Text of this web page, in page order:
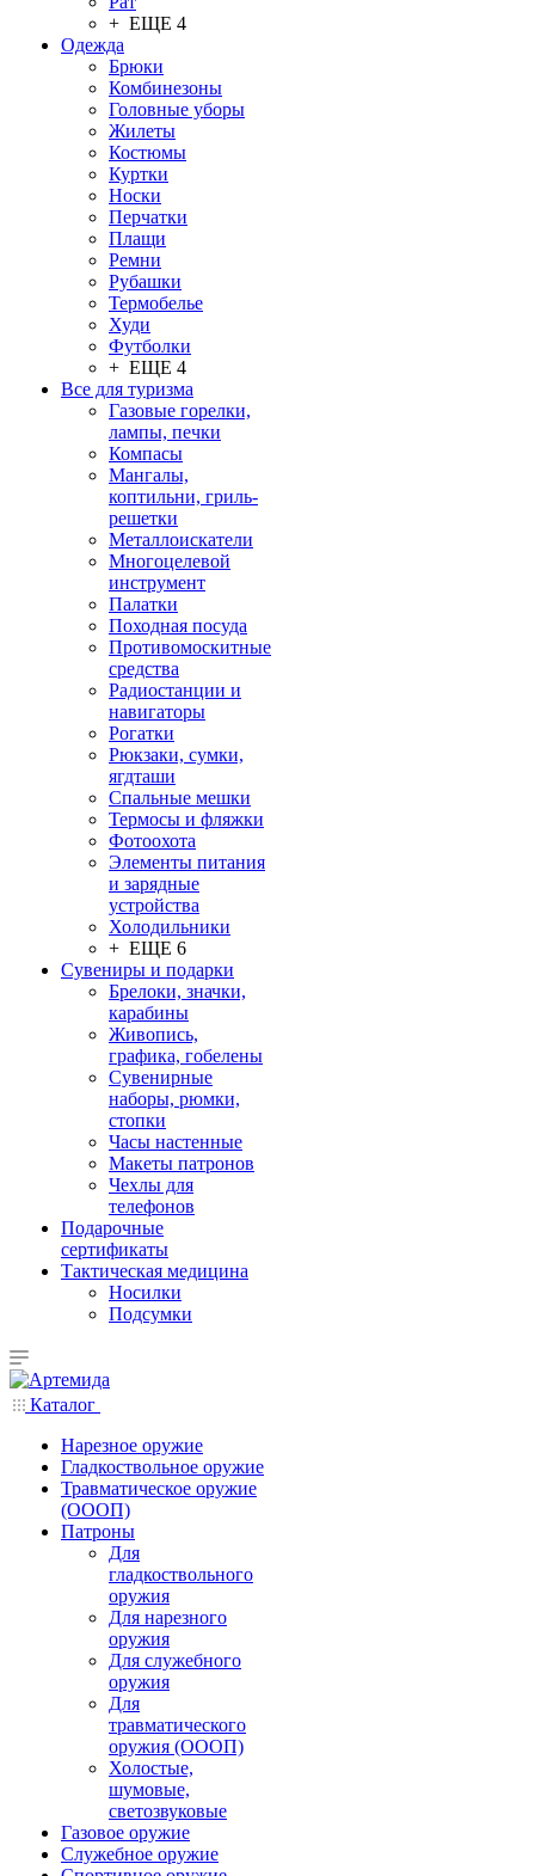
+ ЕЩЕ 4
Одежда
Брюки
Комбинезоны
Головные уборы
Жилеты
Костюмы
Куртки
Носки
Перчатки
Плащи
Ремни
Рубашки
Термобелье
Худи
Футболки
+ ЕЩЕ 4
Все для туризма
Газовые горелки,
лампы, печки
Компасы
Мангалы,
коптильни, гриль-
решетки
Металлоискатели
Многоцелевой
инструмент
Палатки
Походная посуда
Противомоскитные
средства
Радиостанции и
навигаторы
Рогатки
Рюкзаки, сумки,
ягдташи
Спальные мешки
Термосы и фляжки
Фотоохота
Элементы питания
и зарядные
устройства
Холодильники
+ ЕЩЕ 6
Сувениры и подарки
Брелоки, значки,
карабины
Живопись,
графика, гобелены
Сувенирные
наборы, рюмки,
стопки
Часы настенные
Макеты патронов
Чехлы для
телефонов
Подарочные
сертификаты
Тактическая медицина
Носилки
Подсумки
Каталог
Нарезное оружие
Гладкоствольное оружие
Травматическое оружие
(ОООП)
Патроны
Для
гладкоствольного
оружия
Для нарезного
оружия
Для служебного
оружия
Для
травматического
оружия (ОООП)
Холостые,
шумовые,
светозвуковые
Газовое оружие
Служебное оружие